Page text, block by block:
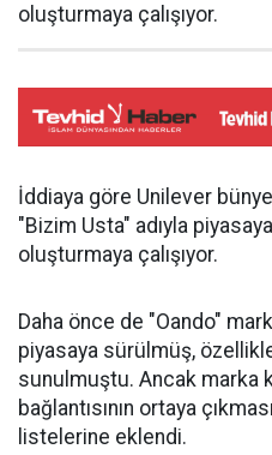
oluşturmaya çalışıyor.
İddiaya göre Unilever
"Bizim Usta" adıyla
oluşturmaya çalışıyor.
Daha önce de "Oando"
piyasaya sürülmüş,
sunulmuştu. Ancak marka
bağlantısının ortaya
listelerine eklendi.